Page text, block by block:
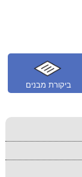
ביקורת מבנים